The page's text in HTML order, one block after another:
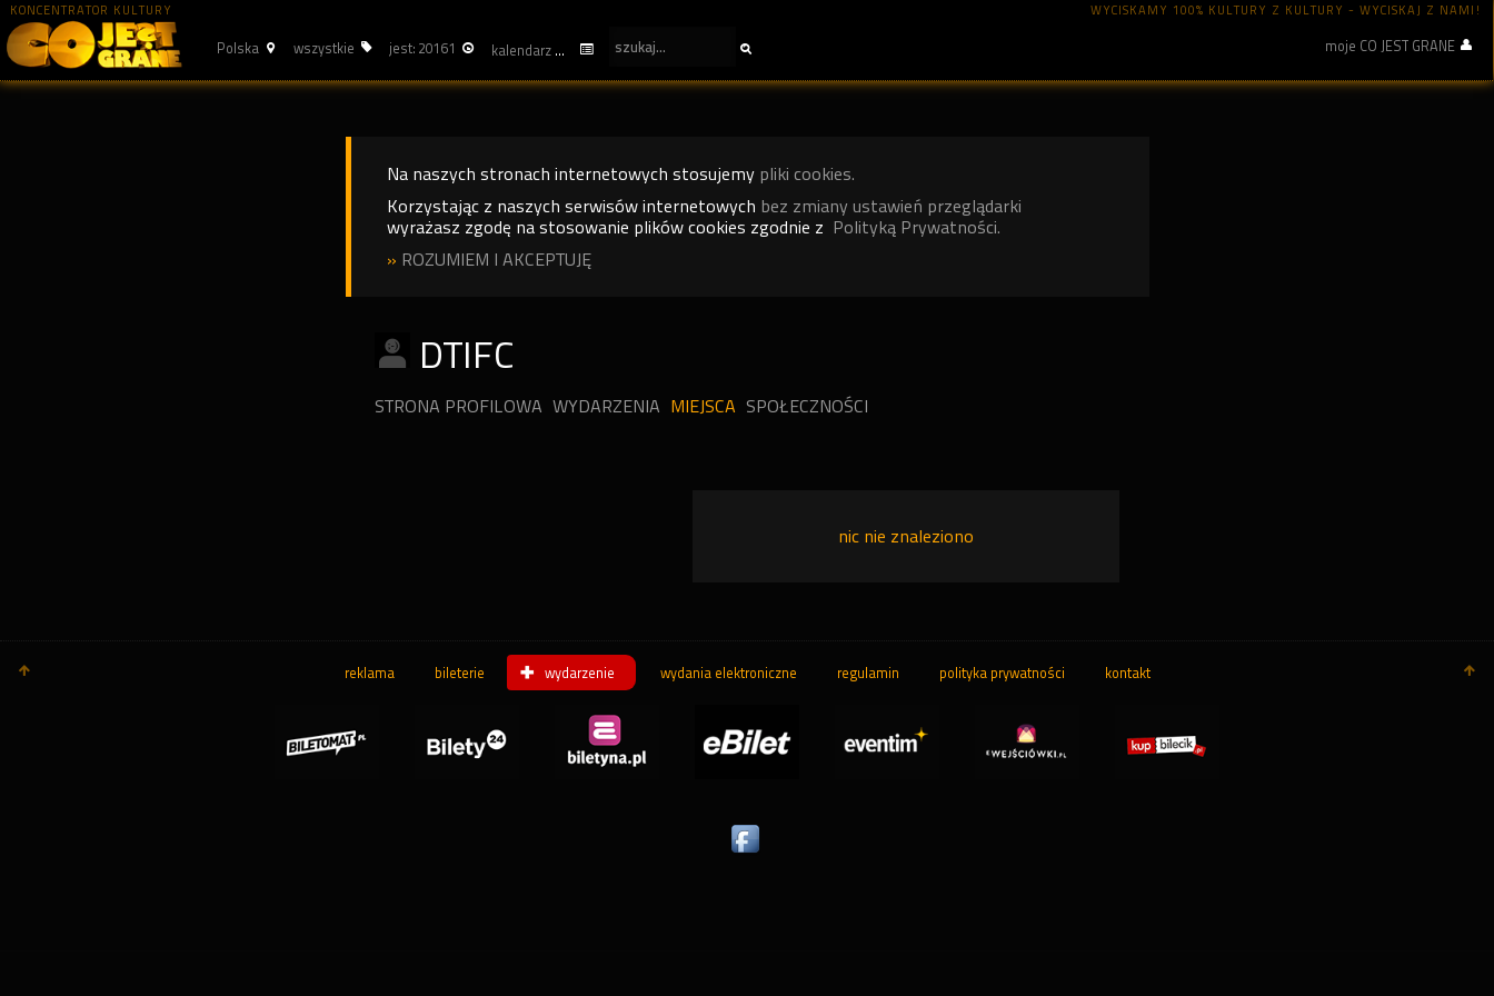
KONCENTRATOR KULTURY WYCISKAMY 100% KULTURY Z KULTURY - WYCISKAJ Z NAMI!
Polska wszystkie jest: 20161 kalendarz moje CO JEST GRANE
Na naszych stronach internetowych stosujemy pliki cookies.
Korzystając z naszych serwisów internetowych bez zmiany ustawień przeglądarki
wyrażasz zgodę na stosowanie plików cookies zgodnie z Polityką Prywatności.
» ROZUMIEM I AKCEPTUJĘ
DTIFC
STRONA PROFILOWA WYDARZENIA MIEJSCA SPOŁECZNOŚCI
nic nie znaleziono
reklama bileterie wydarzenie wydania elektroniczne regulamin polityka prywatności kontakt